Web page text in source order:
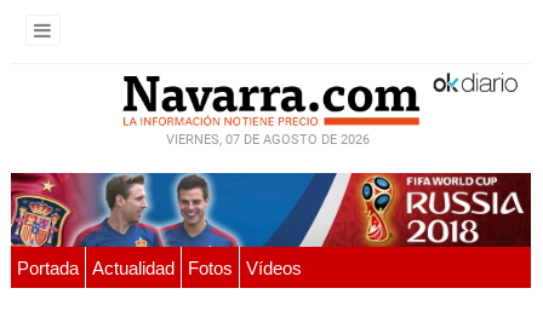
VIERNES, 07 DE AGOSTO DE 2026
Portada Actualidad Fotos Vídeos